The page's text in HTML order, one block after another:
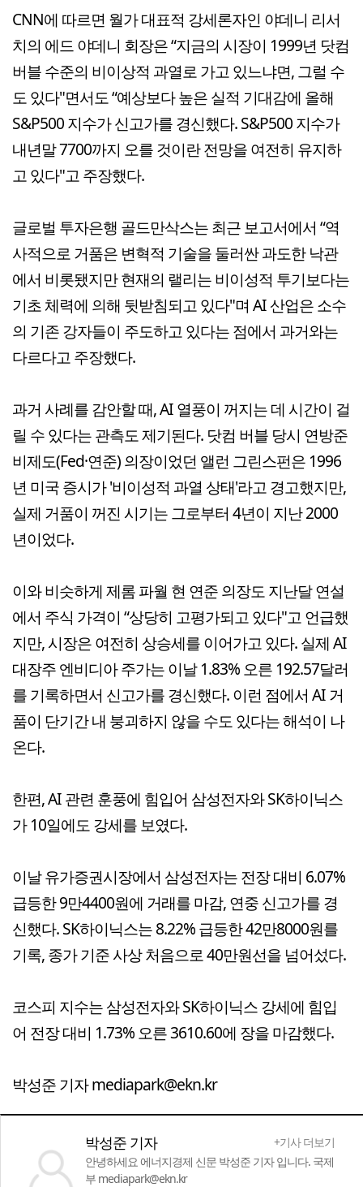
CNN에 따르면 월가 대표적 강세론자인 야데니 리서
치의 에드 야데니 회장은 “지금의 시장이 1999년 닷컴
버블 수준의 비이상적 과열로 가고 있느냐면, 그럴 수
도 있다"면서도 “예상보다 높은 실적 기대감에 올해
S&P500 지수가 신고가를 경신했다. S&P500 지수가
내년말 7700까지 오를 것이란 전망을 여전히 유지하
고 있다"고 주장했다.
글로벌 투자은행 골드만삭스는 최근 보고서에서 “역
사적으로 거품은 변혁적 기술을 둘러싼 과도한 낙관
에서 비롯됐지만 현재의 랠리는 비이성적 투기보다는
기초 체력에 의해 뒷받침되고 있다"며 AI 산업은 소수
의 기존 강자들이 주도하고 있다는 점에서 과거와는
다르다고 주장했다.
과거 사례를 감안할 때, AI 열풍이 꺼지는 데 시간이 걸
릴 수 있다는 관측도 제기된다. 닷컴 버블 당시 연방준
비제도(Fed·연준) 의장이었던 앨런 그린스펀은 1996
년 미국 증시가 '비이성적 과열 상태'라고 경고했지만,
실제 거품이 꺼진 시기는 그로부터 4년이 지난 2000
년이었다.
이와 비슷하게 제롬 파월 현 연준 의장도 지난달 연설
에서 주식 가격이 “상당히 고평가되고 있다"고 언급했
지만, 시장은 여전히 상승세를 이어가고 있다. 실제 AI
대장주 엔비디아 주가는 이날 1.83% 오른 192.57달러
를 기록하면서 신고가를 경신했다. 이런 점에서 AI 거
품이 단기간 내 붕괴하지 않을 수도 있다는 해석이 나
온다.
한편, AI 관련 훈풍에 힘입어 삼성전자와 SK하이닉스
가 10일에도 강세를 보였다.
이날 유가증권시장에서 삼성전자는 전장 대비 6.07%
급등한 9만4400원에 거래를 마감, 연중 신고가를 경
신했다. SK하이닉스는 8.22% 급등한 42만8000원를
기록, 종가 기준 사상 처음으로 40만원선을 넘어섰다.
코스피 지수는 삼성전자와 SK하이닉스 강세에 힘입
어 전장 대비 1.73% 오른 3610.60에 장을 마감했다.
박성준 기자 mediapark@ekn.kr
박성준 기자
+기사 더보기
안녕하세요 에너지경제 신문 박성준 기자 입니다. 국제
부 mediapark@ekn.kr